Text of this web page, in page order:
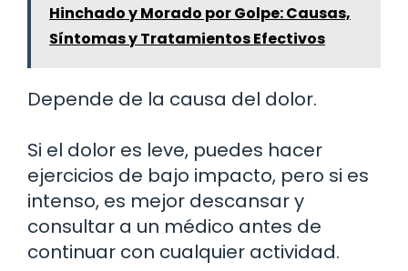
Hinchado y Morado por Golpe: Causas,
Síntomas y Tratamientos Efectivos
Depende de la causa del dolor.
Si el dolor es leve, puedes hacer
ejercicios de bajo impacto, pero si es
intenso, es mejor descansar y
consultar a un médico antes de
continuar con cualquier actividad.